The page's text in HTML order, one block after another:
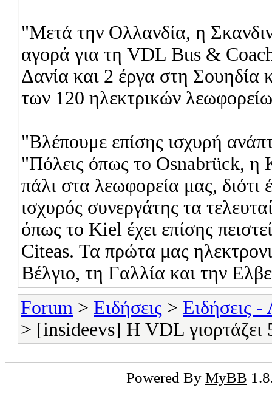
"Μετά την Ολλανδία, η
αγορά για τη VDL Bus &
Δανία και 2 έργα στη Σουηδία
των 120 ηλεκτρικών
"Βλέπουμε επίσης ισχυρή
"Πόλεις όπως το Osnabrück, η
πάλι στα λεωφορεία μας, διότι
ισχυρός συνεργάτης τα
όπως το Kiel έχει επίσης
Citeas. Τα πρώτα μας
Βέλγιο, τη Γαλλία και την
Forum > Ειδήσεις > Ειδήσεις
> [insideevs] Η VDL γιορτάζει
Powered By MyBB